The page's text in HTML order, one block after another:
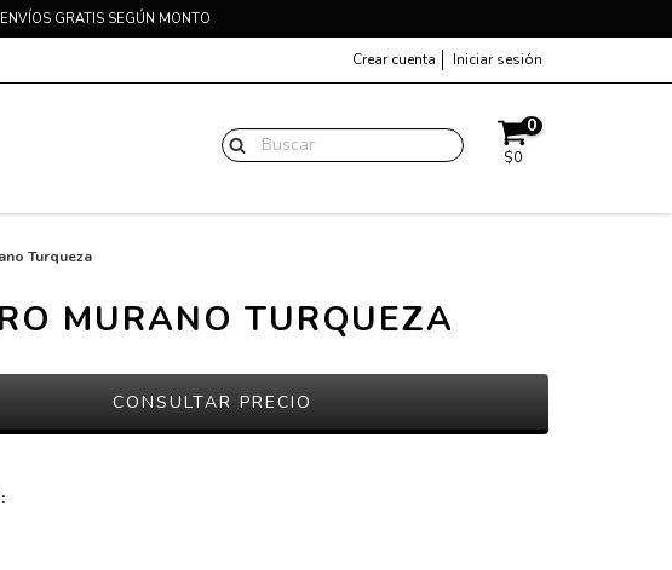
GRATIS SEGÚN MONTO
Crear cuenta Iniciar sesión
0
$0
Turqueza
MURANO TURQUEZA